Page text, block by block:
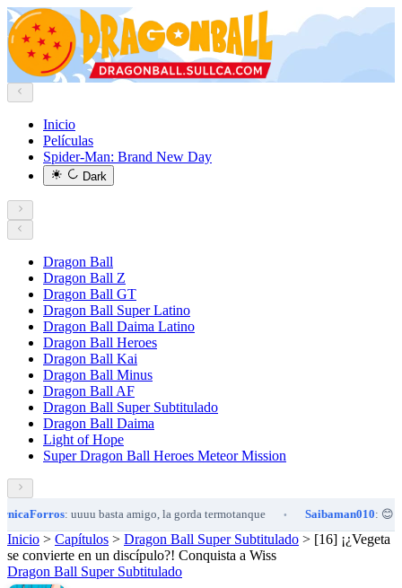
Inicio
Películas
Spider-Man: Brand New Day
Dark
Dragon Ball
Dragon Ball Z
Dragon Ball GT
Dragon Ball Super Latino
Dragon Ball Daima Latino
Dragon Ball Heroes
Dragon Ball Kai
Dragon Ball Minus
Dragon Ball AF
Dragon Ball Super Subtitulado
Dragon Ball Daima
Light of Hope
Super Dragon Ball Heroes Meteor Mission
: uuuu basta amigo, la gorda termotanque • Saibaman010: 😊 •
Inicio > Capítulos > Dragon Ball Super Subtitulado > [16] ¡¿Vegeta
se convierte en un discípulo?! Conquista a Wiss
Dragon Ball Super Subtitulado